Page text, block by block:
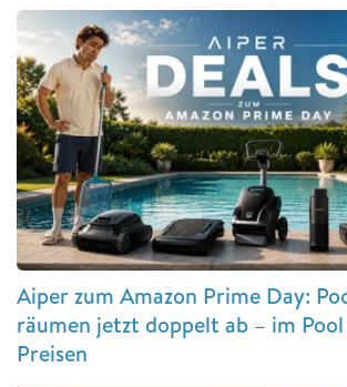
Aiper zum Amazon Prime Day:
räumen jetzt doppelt ab – im
Preisen